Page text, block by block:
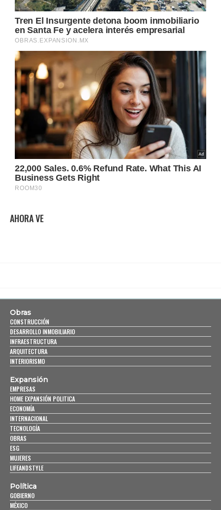
AHORA VE
Obras
CONSTRUCCIÓN
DESARROLLO INMOBILIARIO
INFRAESTRUCTURA
ARQUITECTURA
INTERIORISMO
Expansión
EMPRESAS
HOME EXPANSIÓN POLITICA
ECONOMÍA
INTERNACIONAL
TECNOLOGÍA
OBRAS
ESG
MUJERES
LIFEANDSTYLE
Política
GOBIERNO
MÉXICO